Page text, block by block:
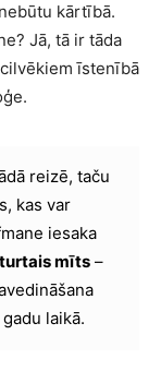
kārtībā.
Jā, tā ir tāda
īstenībā
reizē, taču
kas var
iesaka
mīts –
laikā.